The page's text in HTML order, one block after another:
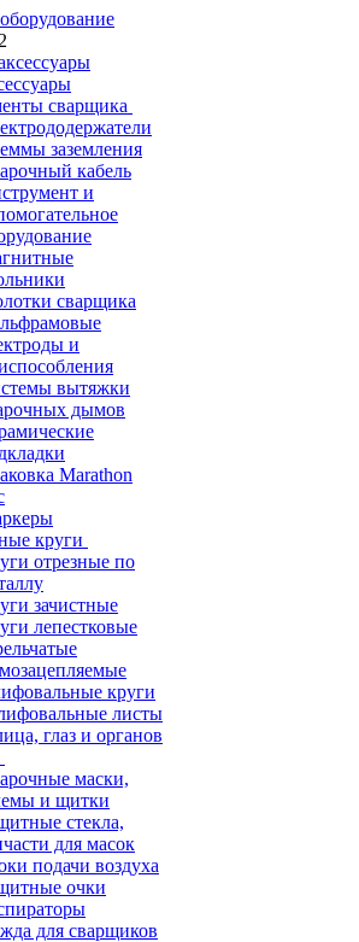
сварщика
заземления
кабель
и
сварщика
и
вытяжки
дымов
Marathon
круги
отрезные по
зачистные
лепестковые
круги
листы
глаз и органов
маски,
и щитки
стекла,
для масок
подачи воздуха
очки
для сварщиков